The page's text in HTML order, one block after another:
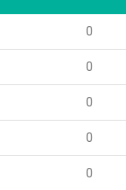
0
0
0
0
0